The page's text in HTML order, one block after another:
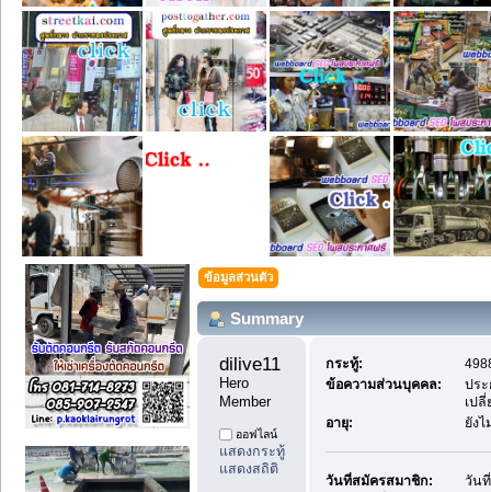
ข้อมูลส่วนตัว
Summary
dilive11
Hero
Member
ออฟไลน์
แสดงกระทู้
แสดงสถิติ
กระทู้:
ข้อความส่วนบุคคล:
ปร
เป
อายุ:
ยัง
วันที่สมัครสมาชิก:
วัน